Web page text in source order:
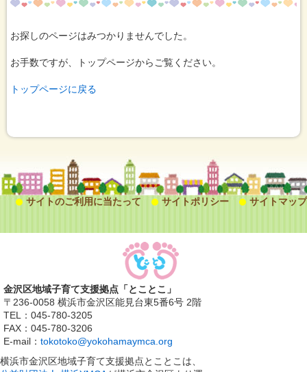
お探しのページはみつかりませんでした。
お手数ですが、トップページからご覧ください。
トップページに戻る
サイトのご利用に当たって サイトポリシー サイトマップ
金沢区地域子育て支援拠点「とことこ」
〒236-0058 横浜市金沢区能見台東5番6号 2階
TEL：045-780-3205
FAX：045-780-3206
E-mail： tokotoko@yokohamaymca.org
横浜市金沢区地域子育て支援拠点とことこは、